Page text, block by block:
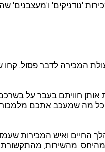
'נודניקים' ו'מעצבנים'
המכירה לדבר פסול. קחו
חוויתם בעבר על
מה שמעכב אתכם
החיים ואיש המכירות
מהשירות, מהתקשורת